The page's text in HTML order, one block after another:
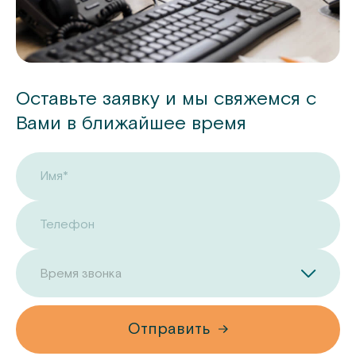
Оставьте заявку и мы свяжемся с
Вами в ближайшее время
Имя*
Телефон
Время звонка
Отправить